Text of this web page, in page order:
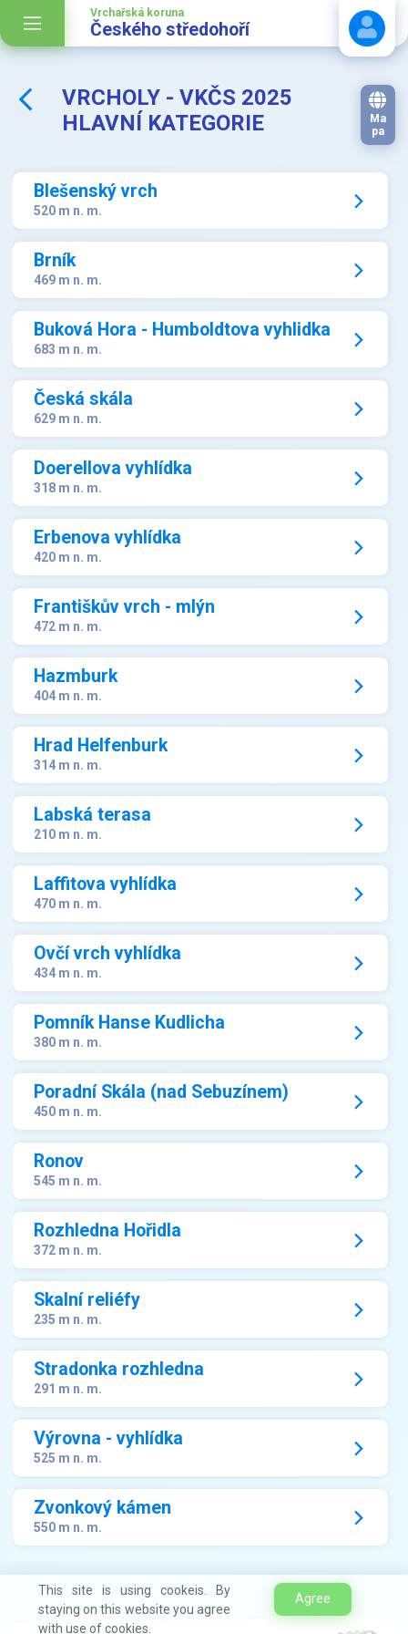
Vrchařská koruna
Českého středohoří
Stáhnout návod
VRCHOLY - VKČS 2025
HLAVNÍ KATEGORIE
Ma
pa
Blešenský vrch
520 m n. m.
Brník
469 m n. m.
Buková Hora - Humboldtova vyhlidka
683 m n. m.
Česká skála
629 m n. m.
Doerellova vyhlídka
318 m n. m.
Erbenova vyhlídka
420 m n. m.
Františkův vrch - mlýn
472 m n. m.
Hazmburk
404 m n. m.
Hrad Helfenburk
314 m n. m.
Labská terasa
210 m n. m.
Laffitova vyhlídka
470 m n. m.
Ovčí vrch vyhlídka
434 m n. m.
Pomník Hanse Kudlicha
380 m n. m.
Poradní Skála (nad Sebuzínem)
450 m n. m.
Ronov
545 m n. m.
Rozhledna Hořidla
372 m n. m.
Skalní reliéfy
235 m n. m.
Stradonka rozhledna
291 m n. m.
Výrovna - vyhlídka
525 m n. m.
Zvonkový kámen
550 m n. m.
This site is using cookeis. By
staying on this website you agree
with use of cookies.
Agree